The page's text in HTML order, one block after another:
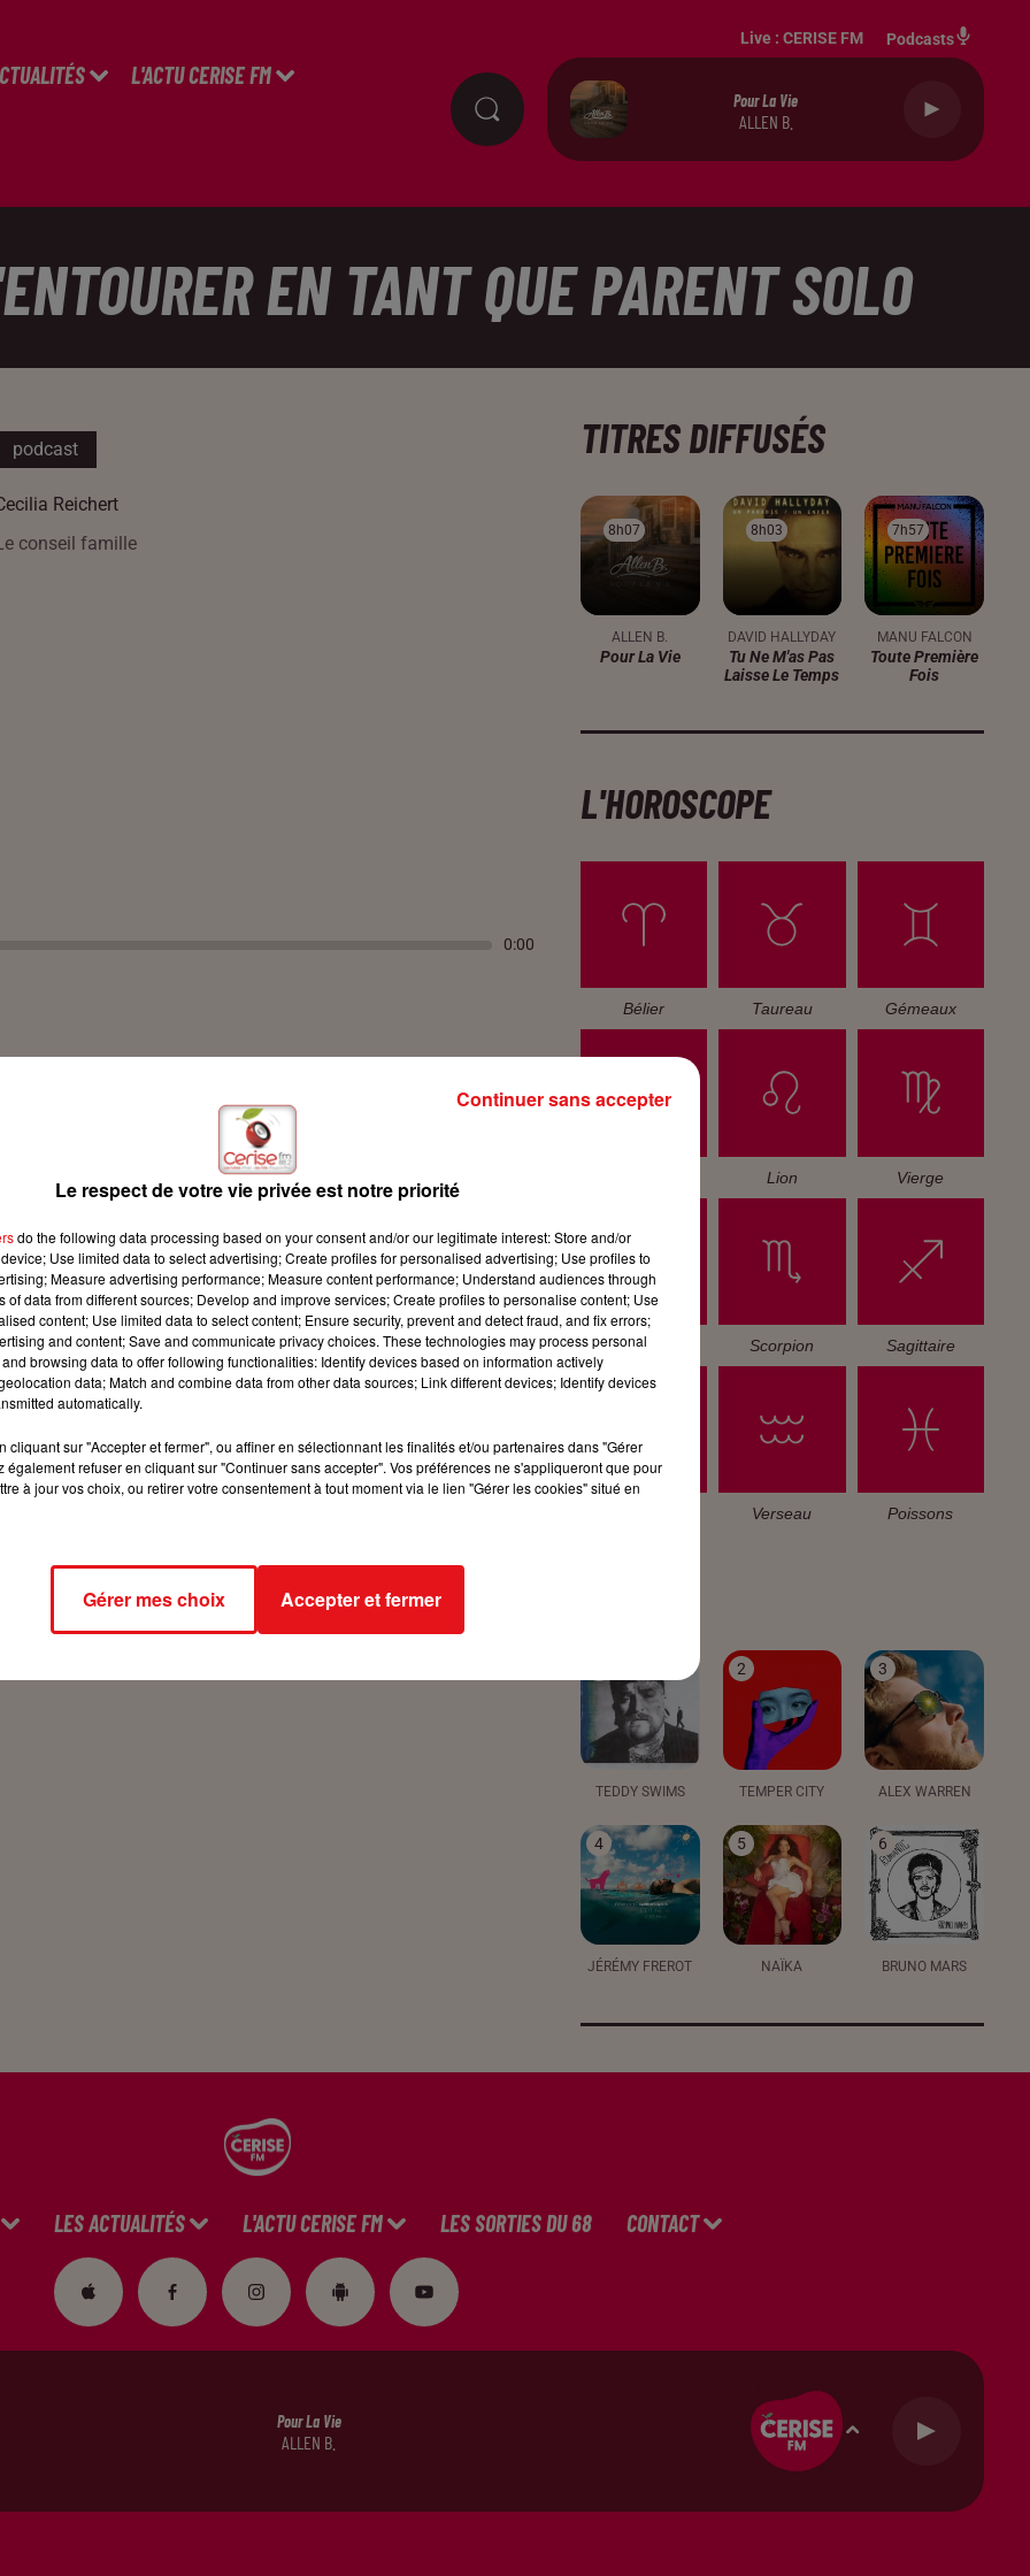
L'ACTU CERISE FM
Live : CERISE FM Podcasts
Pour La Vie
ALLEN B.
EN TANT QUE PARENT SOLO
podcast
Reichert
conseil famille
0:00
FM avec son conseil famille !
TITRES DIFFUSÉS
8h07
8h07
ALLEN B.
Pour La Vie
8h03
8h03
DAVID HALLYDAY
Tu Ne M'as Pas
Laisse Le Temps
7h57
7h57
MANU FALCON
Toute Première
Fois
L'HOROSCOPE
Bélier Taureau Gémeaux
Lion Vierge
Balance Scorpion Sagittaire
Verseau Poissons
TEDDY SWIMS
2
TEMPER CITY
3
ALEX WARREN
4
JÉRÉMY FREROT
5
NAÏKA
6
BRUNO MARS
LES ACTUALITÉS L'ACTU CERISE FM LES SORTIES DU 68 CONTACT
Pour La Vie
ALLEN B.
Le respect de votre vie privée est notre priorité
do the following data processing based on your consent and/or our legitimate interest: Store and/or
Use limited data to select advertising; Create profiles for personalised advertising; Use profiles to
Measure advertising performance; Measure content performance; Understand audiences through
of data from different sources; Develop and improve services; Create profiles to personalise content; Use
content; Use limited data to select content; Ensure security, prevent and detect fraud, and fix errors;
and content; Save and communicate privacy choices. These technologies may process personal
browsing data to offer following functionalities: Identify devices based on information actively
data; Match and combine data from other data sources; Link different devices; Identify devices
automatically.
cliquant sur "Accepter et fermer", ou affiner en sélectionnant les finalités et/ou partenaires dans "Gérer
également refuser en cliquant sur "Continuer sans accepter". Vos préférences ne s'appliqueront que pour
à jour vos choix, ou retirer votre consentement à tout moment via le lien "Gérer les cookies" situé en
Gérer mes choix Accepter et fermer
Continuer sans accepter